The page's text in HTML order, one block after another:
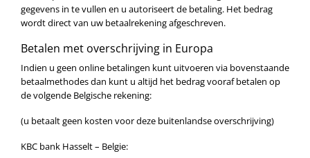
gegevens in te vullen en u autoriseert de betaling. Het bedrag
wordt direct van uw betaalrekening afgeschreven.
Betalen met overschrijving in Europa
Indien u geen online betalingen kunt uitvoeren via bovenstaande
betaalmethodes dan kunt u altijd het bedrag vooraf betalen op
de volgende Belgische rekening:
(u betaalt geen kosten voor deze buitenlandse overschrijving)
KBC bank Hasselt – Belgie: